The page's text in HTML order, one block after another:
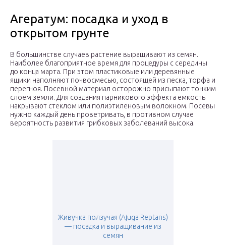
Агератум: посадка и уход в
открытом грунте
В большинстве случаев растение выращивают из семян.
Наиболее благоприятное время для процедуры с середины
до конца марта. При этом пластиковые или деревянные
ящики наполняют почвосмесью, состоящей из песка, торфа и
перегноя. Посевной материал осторожно присыпают тонким
слоем земли. Для создания парникового эффекта емкость
накрывают стеклом или полиэтиленовым волокном. Посевы
нужно каждый день проветривать, в противном случае
вероятность развития грибковых заболеваний высока.
Живучка ползучая (Ajuga Reptans)
— посадка и выращивание из
семян